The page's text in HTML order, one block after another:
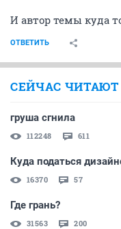
И автор темы куда
ОТВЕТИТЬ
СЕЙЧАС ЧИТАЮТ
груша сгнила
112248 611
Куда податься
16370 57
Где грань?
31563 200